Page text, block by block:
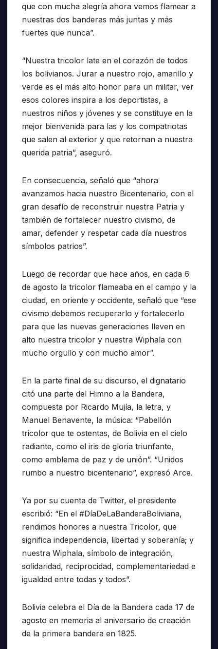
que con mucha alegría ahora vemos flamear a
nuestras dos banderas más juntas y más
fuertes que nunca”.
“Nuestra tricolor late en el corazón de todos
los bolivianos. Jurar a nuestro rojo, amarillo y
verde es el más alto honor para un militar, ver
esos colores inspira a los deportistas, a
nuestros niños y jóvenes y se constituye en la
mejor bienvenida para las y los compatriotas
que salen al exterior y que retornan a nuestra
querida patria”, aseguró.
En consecuencia, señaló que “ahora
avanzamos hacia nuestro Bicentenario, con el
gran desafío de reconstruir nuestra Patria y
también de fortalecer nuestro civismo, de
amar, defender y respetar cada día nuestros
símbolos patrios”.
Luego de recordar que hace años, en cada 6
de agosto la tricolor flameaba en el campo y la
ciudad, en oriente y occidente, señaló que “ese
civismo debemos recuperarlo y fortalecerlo
para que las nuevas generaciones lleven en
alto nuestra tricolor y nuestra Wiphala con
mucho orgullo y con mucho amor”.
En la parte final de su discurso, el dignatario
citó una parte del Himno a la Bandera,
compuesta por Ricardo Mujía, la letra, y
Manuel Benavente, la música: “Pabellón
tricolor que te ostentas, de Bolivia en el cielo
radiante, como el iris de gloria triunfante,
como emblema de paz y de unión”. “Unidos
rumbo a nuestro bicentenario”, expresó Arce.
Ya por su cuenta de Twitter, el presidente
escribió: “En el #DíaDeLaBanderaBoliviana,
rendimos honores a nuestra Tricolor, que
significa independencia, libertad y soberanía; y
nuestra Wiphala, símbolo de integración,
solidaridad, reciprocidad, complementariedad e
igualdad entre todas y todos”.
Bolivia celebra el Día de la Bandera cada 17 de
agosto en memoria al aniversario de creación
de la primera bandera en 1825.